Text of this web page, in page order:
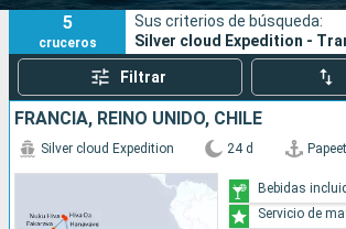
5
cruceros
Sus criterios de búsqueda:
Silver cloud Expedition -
Filtrar
FRANCIA, REINO UNIDO, CHILE
Silver cloud Expedition 24 d
Bebidas
Servicio de